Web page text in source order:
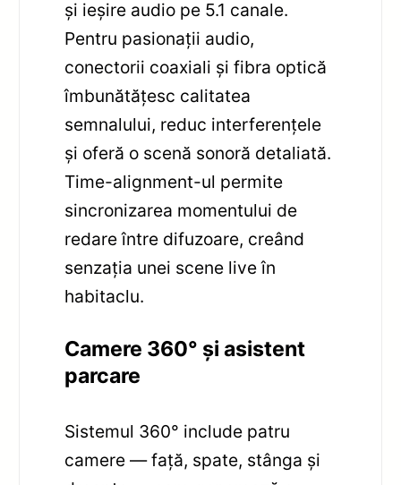
și ieșire audio pe 5.1 canale.
Pentru pasionații audio,
conectorii coaxiali și fibra optică
îmbunătățesc calitatea
semnalului, reduc interferențele
și oferă o scenă sonoră detaliată.
Time-alignment-ul permite
sincronizarea momentului de
redare între difuzoare, creând
senzația unei scene live în
habitaclu.
Camere 360° și asistent
parcare
Sistemul 360° include patru
camere — față, spate, stânga și